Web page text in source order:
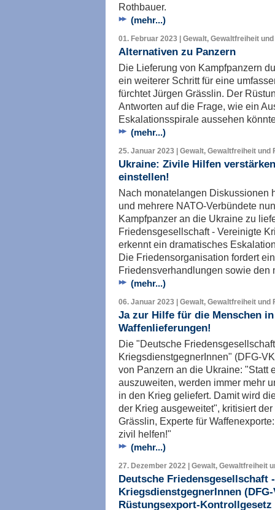
Rothbauer.
(mehr...)
01. Februar 2023 | Gewalt, Gewaltfreiheit
Alternativen zu Panzern
Die Lieferung von Kampfpanzern
ein weiterer Schritt für eine
fürchtet Jürgen Grässlin. Der
Antworten auf die Frage, wie ein
Eskalationsspirale aussehen
(mehr...)
25. Januar 2023 | Gewalt, Gewaltfreiheit und
Ukraine: Zivile Hilfen
einstellen!
Nach monatelangen Diskussionen
und mehrere NATO-Verbündete
Kampfpanzer an die Ukraine zu
Friedensgesellschaft - Vereinigte
erkennt ein dramatisches
Die Friedensorganisation fordert
Friedensverhandlungen sowie den
(mehr...)
06. Januar 2023 | Gewalt, Gewaltfreiheit und
Ja zur Hilfe für die Menschen
Waffenlieferungen!
Die "Deutsche
KriegsdienstgegnerInnen" (DFG-
von Panzern an die Ukraine: "Statt
auszuweiten, werden immer mehr
in den Krieg geliefert. Damit wird
der Krieg ausgeweitet", kritisiert
Grässlin, Experte für
zivil helfen!"
(mehr...)
27. Dezember 2022 | Gewalt, Gewaltfreiheit
Deutsche Friedensgesellschaft
KriegsdienstgegnerInnen
Rüstungsexport-